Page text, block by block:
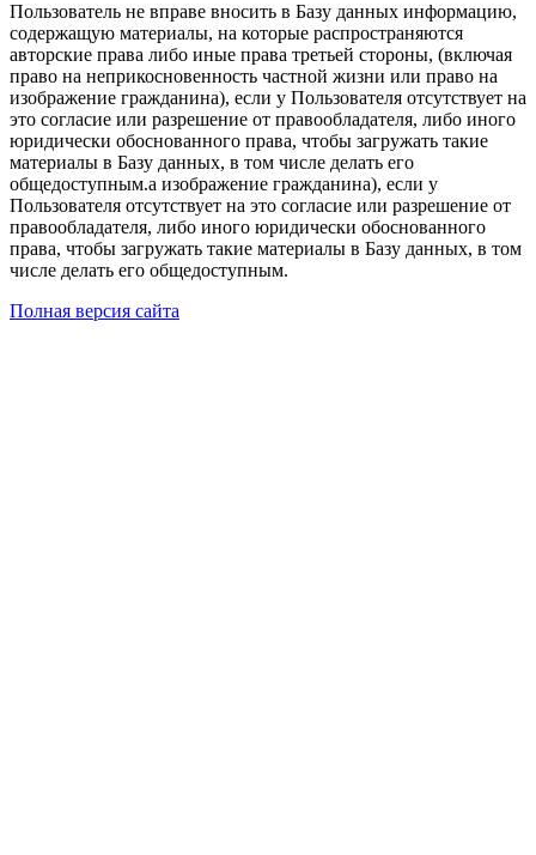
Пользователь не вправе вносить в Базу данных информацию,
содержащую материалы, на которые распространяются
авторские права либо иные права третьей стороны, (включая
право на неприкосновенность частной жизни или право на
изображение гражданина), если у Пользователя отсутствует на
это согласие или разрешение от правообладателя, либо иного
юридически обоснованного права, чтобы загружать такие
материалы в Базу данных, в том числе делать его
общедоступным.а изображение гражданина), если у
Пользователя отсутствует на это согласие или разрешение от
правообладателя, либо иного юридически обоснованного
права, чтобы загружать такие материалы в Базу данных, в том
числе делать его общедоступным.
Полная версия сайта